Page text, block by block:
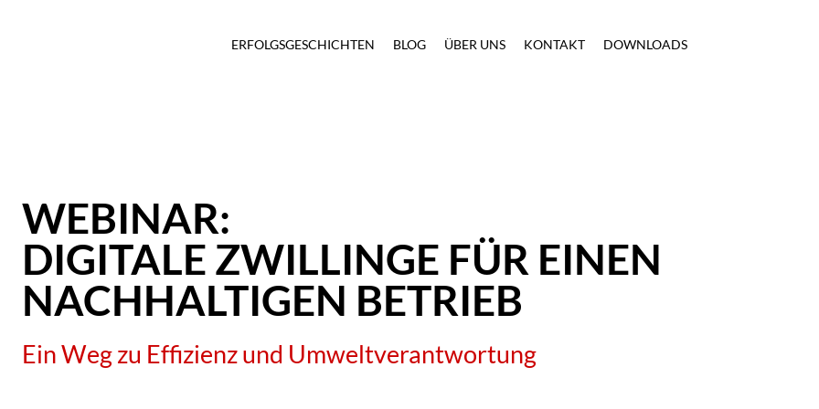
ERFOLGSGESCHICHTEN BLOG ÜBER UNS KONTAKT DOWNLOADS
WEBINAR:
DIGITALE ZWILLINGE FÜR EINEN
NACHHALTIGEN BETRIEB
Ein Weg zu Effizienz und Umweltverantwortung